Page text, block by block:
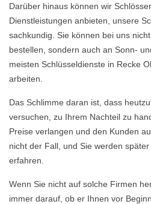
Darüber hinaus können wir
Dienstleistungen anbieten, unsere
sachkundig. Sie können bei uns
bestellen, sondern auch an Sonn-
meisten Schlüsseldienste in Recke
arbeiten.
Das Schlimme daran ist, dass
versuchen, zu Ihrem Nachteil zu
Preise verlangen und den Kunden
nicht der Fall, und Sie werden
erfahren.
Wenn Sie nicht auf solche Firmen
immer darauf, ob er Ihnen vor